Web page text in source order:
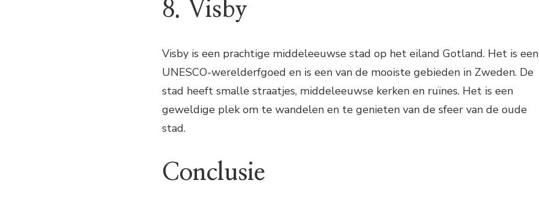
8. Visby
Visby is een prachtige middeleeuwse stad op het eiland Gotland. Het is een
UNESCO-werelderfgoed en is een van de mooiste gebieden in Zweden. De
stad heeft smalle straatjes, middeleeuwse kerken en ruïnes. Het is een
geweldige plek om te wandelen en te genieten van de sfeer van de oude
stad.
Conclusie